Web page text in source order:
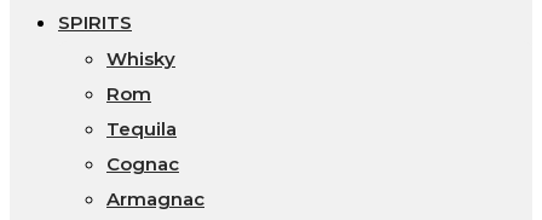
SPIRITS
Whisky
Rom
Tequila
Cognac
Armagnac